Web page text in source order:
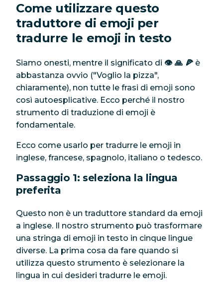
Come utilizzare questo
traduttore di emoji per
tradurre le emoji in testo
Siamo onesti, mentre il significato di 👁️ 🙏 🍕 è
abbastanza ovvio ("Voglio la pizza",
chiaramente), non tutte le frasi di emoji sono
così autoesplicative. Ecco perché il nostro
strumento di traduzione di emoji è
fondamentale.
Ecco come usarlo per tradurre le emoji in
inglese, francese, spagnolo, italiano o tedesco.
Passaggio 1: seleziona la lingua
preferita
Questo non è un traduttore standard da emoji
a inglese. Il nostro strumento può trasformare
una stringa di emoji in testo in cinque lingue
diverse. La prima cosa da fare quando si
utilizza questo strumento è selezionare la
lingua in cui desideri tradurre le emoji.